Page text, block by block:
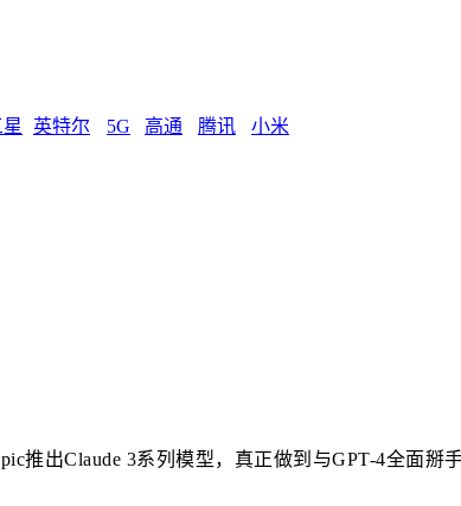
星 英特尔 5G 高通 腾讯
小米
推出Claude 3系列模型，真正做到与GPT-4全面掰手